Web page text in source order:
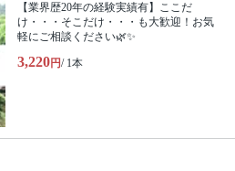
【業界歴20年の経験実績有】ここだ
け・・・そこだけ・・・も大歓迎！お気
軽にご相談ください🌿✨
3,220円/ 1本